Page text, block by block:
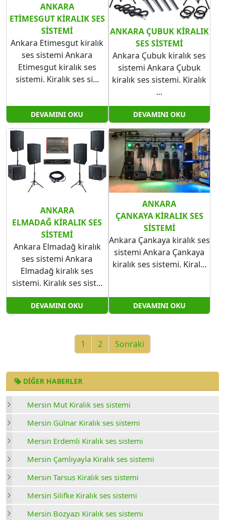
DIĞER HABERLER
Mersin Mut Kiralık ses sistemi
Mersin Gülnar Kiralık ses sistemi
Mersin Erdemli Kiralık ses sistemi
Mersin Çamlıyayla Kiralık ses sistemi
Mersin Tarsus Kiralık ses sistemi
Mersin Silifke Kiralık ses sistemi
Mersin Bozyazı Kiralık ses sistemi
ANKARA
ETIMESGUT KIRALIK SES
SISTEMI
Ankara Etimesgut kiralık
ses sistemi Ankara
Etimesgut kiralık ses
sistemi. Kiralık ses si...
DEVAMINI OKU
ANKARA ÇUBUK KIRALIK
SES SISTEMI
Ankara Çubuk kiralık ses
sistemi Ankara Çubuk
kiralık ses sistemi. Kiralık
...
DEVAMINI OKU
ANKARA
ELMADAĞ KIRALIK SES
SISTEMI
Ankara Elmadağ kiralık
ses sistemi Ankara
Elmadağ kiralık ses
sistemi. Kiralık ses sist...
DEVAMINI OKU
ANKARA
ÇANKAYA KIRALIK SES
SISTEMI
Ankara Çankaya kiralık ses
sistemi Ankara Çankaya
kiralık ses sistemi. Kiral...
DEVAMINI OKU
1 2 Sonraki